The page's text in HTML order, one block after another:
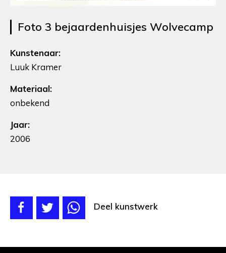
Foto 3 bejaardenhuisjes Wolvecamp
Kunstenaar:
Luuk Kramer
Materiaal:
onbekend
Jaar:
2006
Deel kunstwerk